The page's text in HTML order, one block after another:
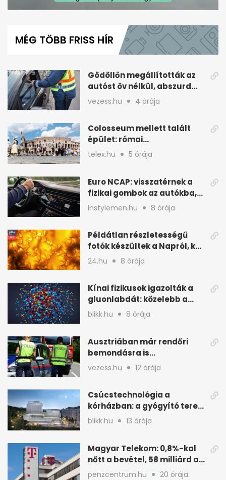
minute,
MÉG TÖBB FRISS HÍR
Gödöllőn megállították az
autóst öv nélkül, abszurd
fordulat jött
vezess.hu 4 órája
Colosseum mellett talált
épület: római
tűzoltólaktanya vagy
telex.hu 5 órája
Euro NCAP: visszatérnek a
fizikai gombok az autókba,
kevesebb nyomkodással
instylemen.hu 8 órája
Példátlan részletességű
fotók készültek a Napról, két
rejtély is tisztulhat
24.hu 8 órája
Kínai fizikusok igazolták a
gluonlabdát: közelebb a
standard modellhez
blikk.hu 8 órája
Ausztriában már rendőri
bemondásra is
büntethetnek
vezess.hu 12 órája
Csúcstechnológia a
kórházban: a gyógyító terek
kulcsa az áramlás
blikk.hu 13 órája
Magyar Telekom: 0,8%-kal
nőtt a bevétel, 58 milliárd a
nyereség
penzcentrum.hu 20 órája